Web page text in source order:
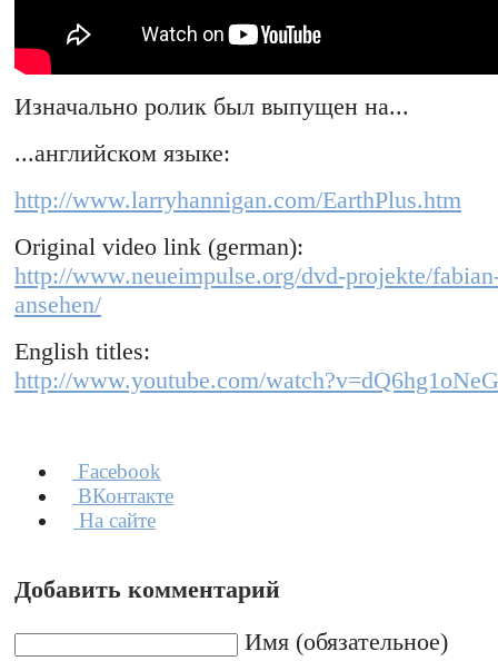
Изначально ролик был выпущен на...
...английском языке:
http://www.larryhannigan.com/EarthPlus.htm
Original video link (german):
http://www.neueimpulse.org/dvd-projekte/
ansehen/
English titles:
http://www.youtube.com/
Facebook
ВКонтакте
На сайте
Добавить комментарий
Имя (обязательное)